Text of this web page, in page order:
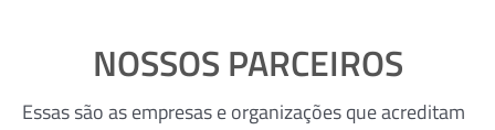
NOSSOS PARCEIROS
Essas são as empresas e organizações que acreditam